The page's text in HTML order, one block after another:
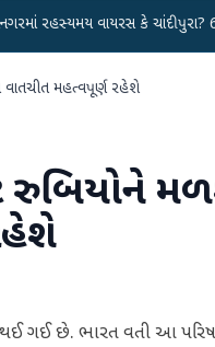
કે ચાંદીપુરા? 6 બાળકોના મોતથી
મહત્વપૂર્ણ રહેશે
થઈ ગઈ છે. ભારત વતી આ